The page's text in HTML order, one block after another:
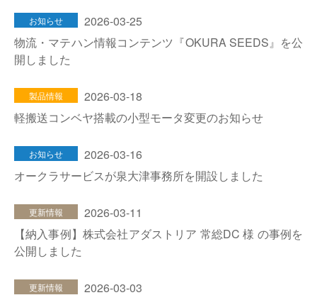
お知らせ
2026-03-25
物流・マテハン情報コンテンツ『OKURA SEEDS』を公
開しました
製品情報
2026-03-18
軽搬送コンベヤ搭載の小型モータ変更のお知らせ
お知らせ
2026-03-16
オークラサービスが泉大津事務所を開設しました
更新情報
2026-03-11
【納入事例】株式会社アダストリア 常総DC 様 の事例を
公開しました
更新情報
2026-03-03